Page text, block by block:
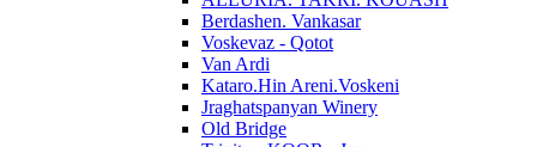
Berdashen. Vankasar
Voskevaz - Qotot
Van Ardi
Kataro.Hin Areni.Voskeni
Jraghatspanyan Winery
Old Bridge